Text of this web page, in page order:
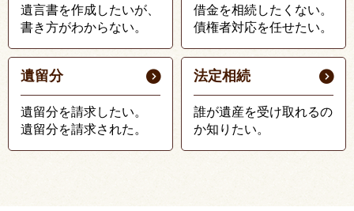
遺言書を作成したいが、
書き方がわからない。
借金を相続したくない。
債権者対応を任せたい。
遺留分
遺留分を請求したい。
遺留分を請求された。
法定相続
誰が遺産を受け取れるの
か知りたい。